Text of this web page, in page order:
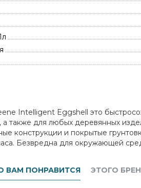
Intelligent Eggshell это
также для любых деревянных
конструкции и покрытые
Безвредна для окружающей
ВАМ ПОНРАВИТСЯ ЭТОГО